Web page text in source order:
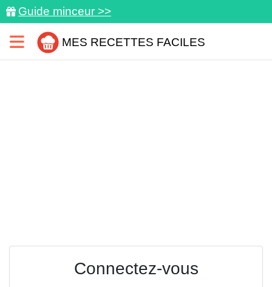
Guide minceur >>
MES RECETTES FACILES
Connectez-vous